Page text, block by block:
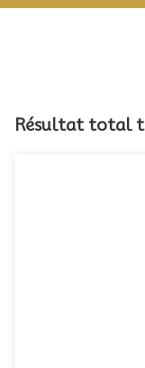
Résultat total